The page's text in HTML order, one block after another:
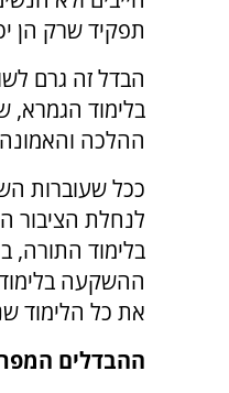
תפקיד שרק הן
הבדל זה גרם
בלימוד הגמרא,
ההלכה
ככל שעוברות
לנחלת הציבור
בלימוד התורה,
ההשקעה
את כל הלימוד
ההבדלים